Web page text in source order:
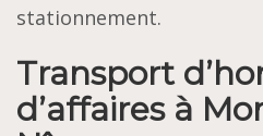
stationnement.
Transport
d’affaires à